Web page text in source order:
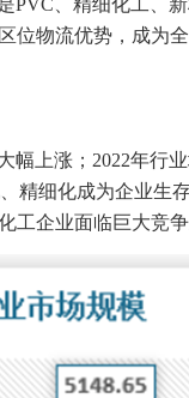
、精细化工、
物流优势，成为
上涨；2022年行
精细化成为企业生
工企业面临巨大竞争